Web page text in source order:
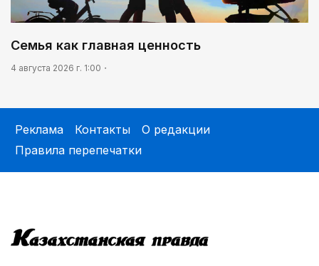
Семья как главная ценность
4 августа 2026 г. 1:00
Реклама Контакты
О редакции
Правила перепечатки